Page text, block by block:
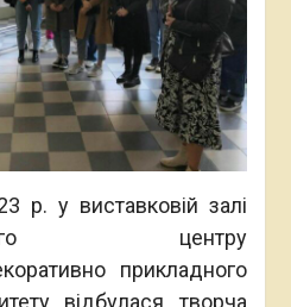
у виставковій залі
центру
прикладного
відбулася творча